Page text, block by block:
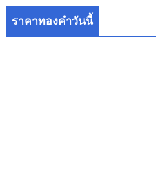
ราคาทองคำวันนี้